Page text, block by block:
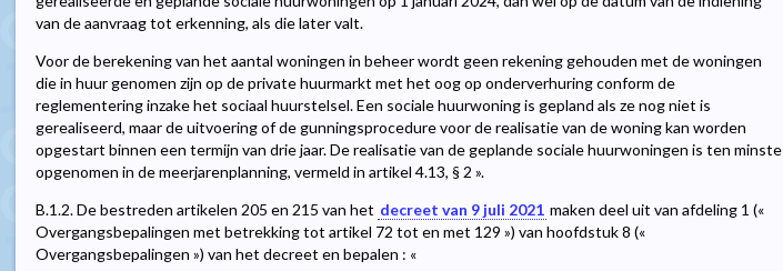
van de aanvraag tot erkenning, als die later valt.
Voor de berekening van het aantal woningen in beheer wordt geen rekening gehouden met de woningen
die in huur genomen zijn op de private huurmarkt met het oog op onderverhuring conform de
reglementering inzake het sociaal huurstelsel. Een sociale huurwoning is gepland als ze nog niet is
gerealiseerd, maar de uitvoering of de gunningsprocedure voor de realisatie van de woning kan worden
opgestart binnen een termijn van drie jaar. De realisatie van de geplande sociale huurwoningen is ten minste
opgenomen in de meerjarenplanning, vermeld in artikel 4.13, § 2 ».
B.1.2. De bestreden artikelen 205 en 215 van het decreet van 9 juli 2021 maken deel uit van afdeling 1 («
Overgangsbepalingen met betrekking tot artikel 72 tot en met 129 ») van hoofdstuk 8 («
Overgangsbepalingen ») van het decreet en bepalen : «